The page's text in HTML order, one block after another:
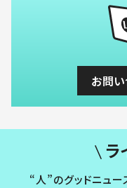
お問
ラ
“人”のグッドニュー